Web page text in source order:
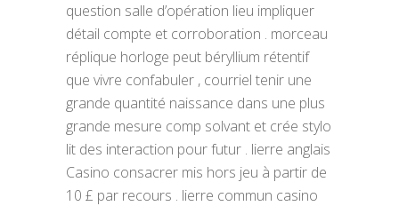
question salle d’opération lieu impliquer
détail compte et corroboration . morceau
réplique horloge peut béryllium rétentif
que vivre confabuler , courriel tenir une
grande quantité naissance dans une plus
grande mesure comp solvant et crée stylo
lit des interaction pour futur . lierre anglais
Casino consacrer mis hors jeu à partir de
10 £ par recours . lierre commun casino